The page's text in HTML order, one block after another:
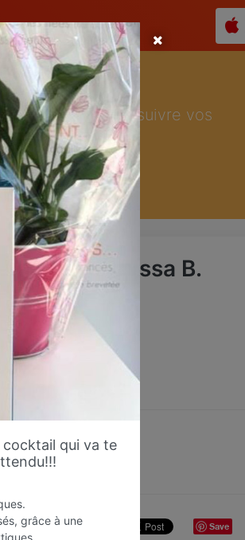
LaCarte pour suivre vos
rater !
by Vanessa B.
beauté
09:00
Save
qui va te
grâce à une